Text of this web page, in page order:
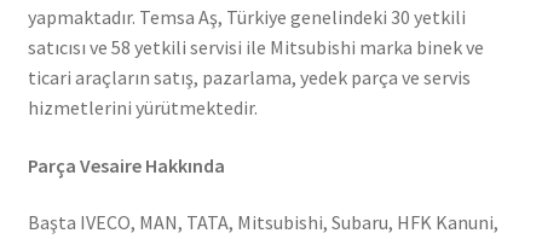
yapmaktadır. Temsa Aş, Türkiye genelindeki 30 yetkili
satıcısı ve 58 yetkili servisi ile Mitsubishi marka binek ve
ticari araçların satış, pazarlama, yedek parça ve servis
hizmetlerini yürütmektedir.
Parça Vesaire Hakkında
Başta IVECO, MAN, TATA, Mitsubishi, Subaru, HFK Kanuni,